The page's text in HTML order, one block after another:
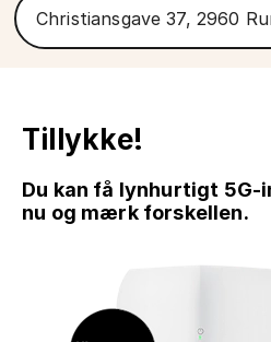
Tillykke!
Du kan få lynhurtigt 5G-
nu og mærk forskellen.